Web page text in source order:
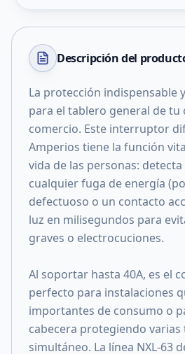
Descripción del
La protección indispensable
para el tablero general de tu
comercio. Este interruptor
Amperios tiene la función
vida de las personas:
cualquier fuga de energía
defectuoso o un contacto
luz en milisegundos para
graves o electrocuciones.
Al soportar hasta 40A, es el
perfecto para instalaciones
importantes de consumo o
cabecera protegiendo varias
simultáneo. La línea NXL-63